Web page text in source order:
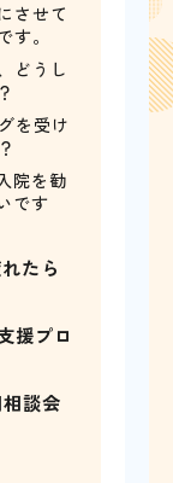
させて
す。
どうし
を受け
院を勧
です
たら
援プロ
談会